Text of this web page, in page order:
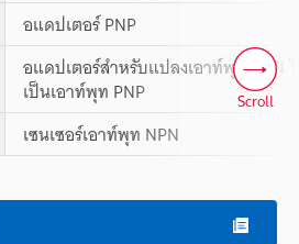
อแดปเตอร์ PNP
อแดปเตอร์สำหรับแปลงเอาท์พุท NPN
เป็นเอาท์พุท PNP
เซนเซอร์เอาท์พุท NPN
Scroll